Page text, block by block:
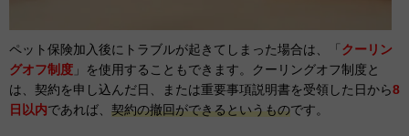
ペット保険加入後にトラブルが起きてしまった場合は、「 クーリン
グオフ制度 」を使用することもできます。クーリングオフ制度と
は、契約を申し込んだ日、または重要事項説明書を受領した日から8
日以内であれば、 契約の撤回ができるというものです。